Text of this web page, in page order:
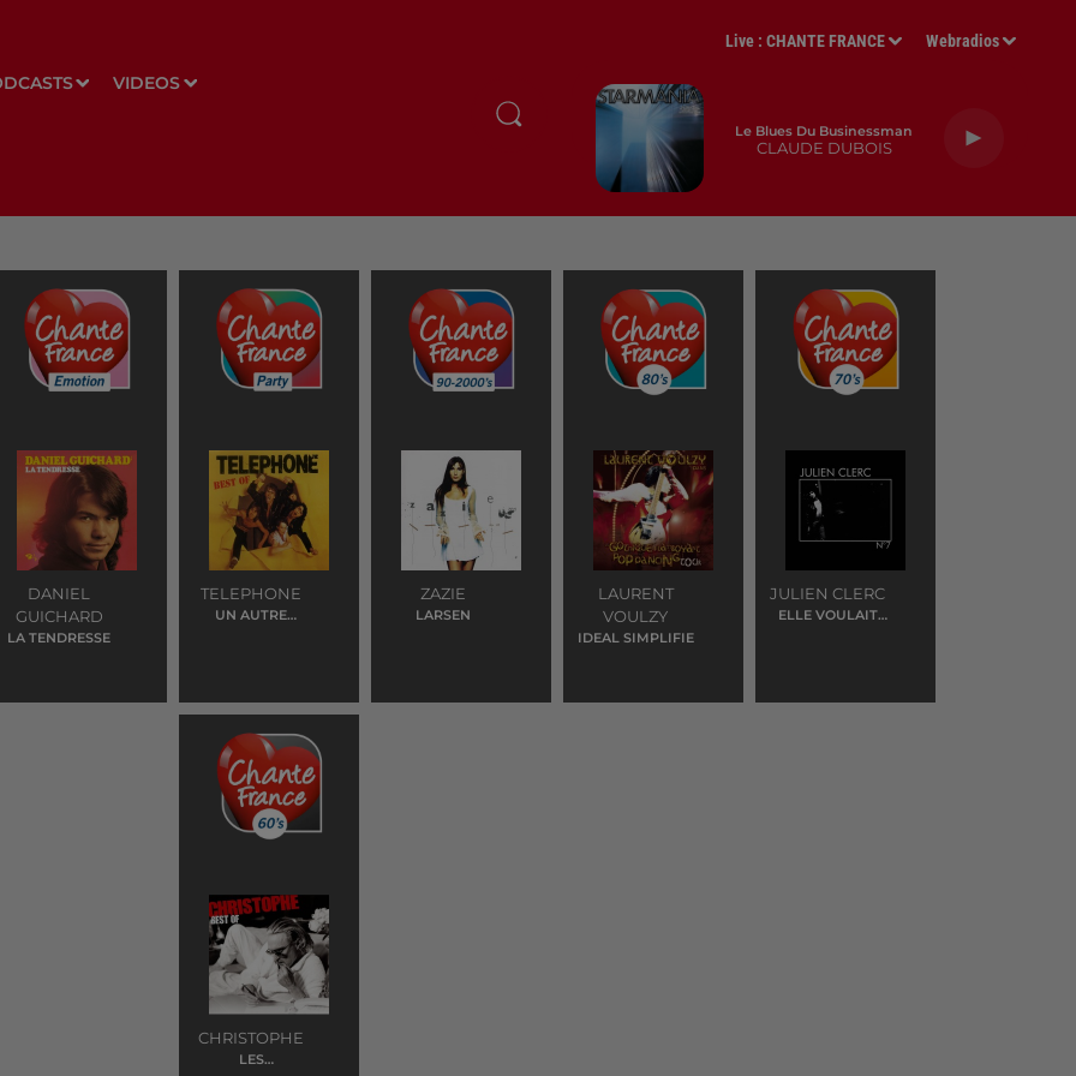
VIDEOS
Live :CHANTE FRANCE Webradios
Le Blues Du Businessman
CLAUDE DUBOIS
DANIEL
GUICHARD
LA TENDRESSE
TELEPHONE
UN AUTRE
ZAZIE
LARSEN
LAURENT
VOULZY
IDEAL SIMPLIFIE
JULIEN CLERC
ELLE VOULAIT
CHRISTOPHE
LES